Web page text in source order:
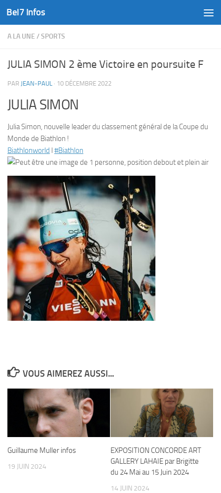
Skip to content
Bel7 Infos
A LA UNE /SPORTS
JULIA SIMON 2 ème Victoire en poursuite F
PAR JEAN-PAUL · 10 DÉCEMBRE 2022
JULIA SIMON
Julia Simon, nouvelle leader du classement général de la Coupe du
Monde de Biathlon !
Biathlonworld l #Biathlon
VOUS AIMEREZ AUSSI...
Guillaume Muller infos
19 JUIN 2024
EXPOSITION CONCORDE ART
GALLERY LAHAIE par Brigitte
du 24 Mai au 15 Juin 2024
14 JUIN 2024